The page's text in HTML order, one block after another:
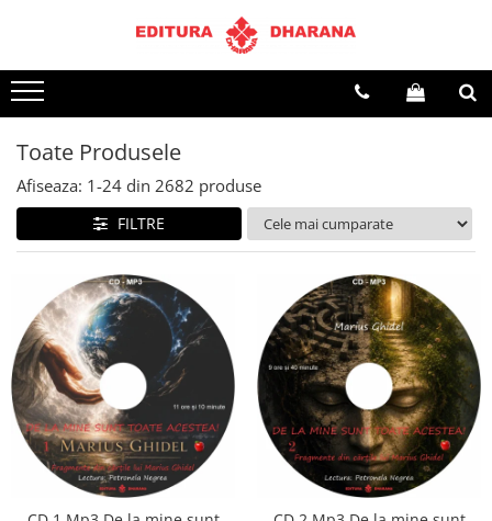
Terapii
Dietoterapie
Toate Produsele
Afiseaza: 1-24 din 2682 produse
FILTRE